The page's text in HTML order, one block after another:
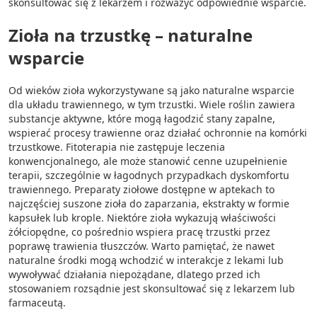
Zioła na trzustkę – naturalne
wsparcie
Od wieków zioła wykorzystywane są jako naturalne wsparcie
dla układu trawiennego, w tym trzustki. Wiele roślin zawiera
substancje aktywne, które mogą łagodzić stany zapalne,
wspierać procesy trawienne oraz działać ochronnie na komórki
trzustkowe. Fitoterapia nie zastępuje leczenia
konwencjonalnego, ale może stanowić cenne uzupełnienie
terapii, szczególnie w łagodnych przypadkach dyskomfortu
trawiennego. Preparaty ziołowe dostępne w aptekach to
najczęściej suszone zioła do zaparzania, ekstrakty w formie
kapsułek lub krople. Niektóre zioła wykazują właściwości
żółciopędne, co pośrednio wspiera pracę trzustki przez
poprawę trawienia tłuszczów. Warto pamiętać, że nawet
naturalne środki mogą wchodzić w interakcje z lekami lub
wywoływać działania niepożądane, dlatego przed ich
stosowaniem rozsądnie jest skonsultować się z lekarzem lub
farmaceutą.